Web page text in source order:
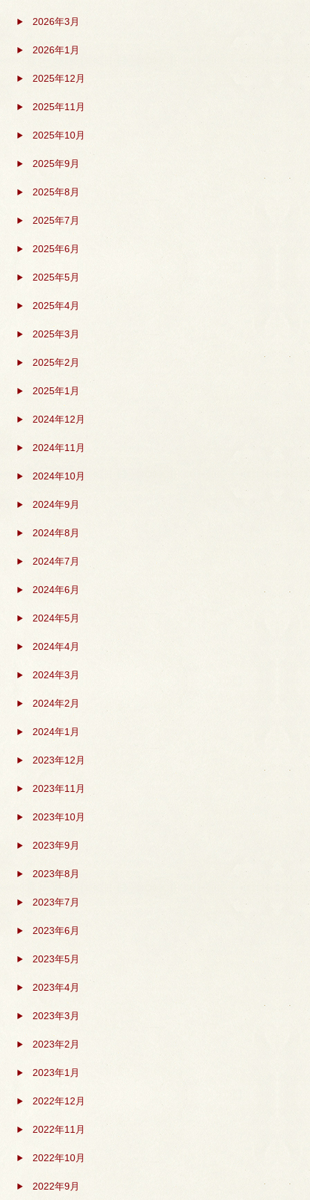
2026年3月
2026年1月
2025年12月
2025年11月
2025年10月
2025年9月
2025年8月
2025年7月
2025年6月
2025年5月
2025年4月
2025年3月
2025年2月
2025年1月
2024年12月
2024年11月
2024年10月
2024年9月
2024年8月
2024年7月
2024年6月
2024年5月
2024年4月
2024年3月
2024年2月
2024年1月
2023年12月
2023年11月
2023年10月
2023年9月
2023年8月
2023年7月
2023年6月
2023年5月
2023年4月
2023年3月
2023年2月
2023年1月
2022年12月
2022年11月
2022年10月
2022年9月